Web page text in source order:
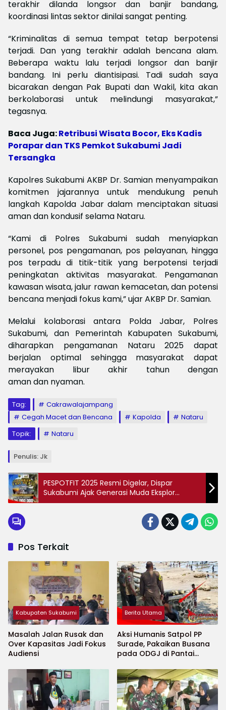
terakhir dilanda longsor dan banjir bandang,
koordinasi lintas sektor dinilai sangat penting.
“Kriminalitas di semua tempat tetap berpotensi
terjadi. Dan yang terakhir adalah bencana alam.
Beberapa waktu lalu terjadi longsor dan banjir
bandang. Ini perlu diantisipasi. Tadi sudah saya
bicarakan dengan Pak Bupati dan Wakil, kita akan
berkolaborasi untuk melindungi masyarakat,”
tegasnya.
Baca Juga:Retribusi Wisata Bocor, Eks Kadis
Porapar dan TKS Pemkot Sukabumi Jadi
Tersangka
Kapolres Sukabumi AKBP Dr. Samian menyampaikan
komitmen jajarannya untuk mendukung penuh
langkah Kapolda Jabar dalam menciptakan situasi
aman dan kondusif selama Nataru.
“Kami di Polres Sukabumi sudah menyiapkan
personel, pos pengamanan, pos pelayanan, hingga
pos terpadu di titik-titik yang berpotensi terjadi
peningkatan aktivitas masyarakat. Pengamanan
kawasan wisata, jalur rawan kemacetan, dan potensi
bencana menjadi fokus kami,” ujar AKBP Dr. Samian.
Melalui kolaborasi antara Polda Jabar, Polres
Sukabumi, dan Pemerintah Kabupaten Sukabumi,
diharapkan pengamanan Nataru 2025 dapat
berjalan optimal sehingga masyarakat dapat
merayakan libur akhir tahun dengan
aman dan nyaman.
Tag:
Cakrawalajampang
Cegah Macet dan Bencana
Kapolda
Nataru
Topik:
Nataru
Penulis: Jk
PESPOTFIT 2025 Resmi Digelar, Dispar
Sukabumi Ajak Generasi Muda Eksplor
Pesona Wisata Lewat Foto dan Video
Pos Terkait
Kabupaten Sukabumi
Masalah Jalan Rusak dan
Over Kapasitas Jadi Fokus
Audiensi
Berita Utama
Aksi Humanis Satpol PP
Surade, Pakaikan Busana
pada ODGJ di Pantai